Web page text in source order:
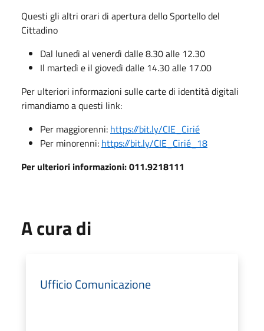
Questi gli altri orari di apertura dello Sportello del
Cittadino
Dal lunedì al venerdì dalle 8.30 alle 12.30
Il martedì e il giovedì dalle 14.30 alle 17.00
Per ulteriori informazioni sulle carte di identità digitali
rimandiamo a questi link:
Per maggiorenni: https://bit.ly/CIE_Cirié
Per minorenni: https://bit.ly/CIE_Cirié_18
Per ulteriori informazioni: 011.9218111
A cura di
Ufficio Comunicazione